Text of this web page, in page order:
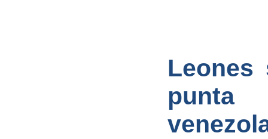
Leones